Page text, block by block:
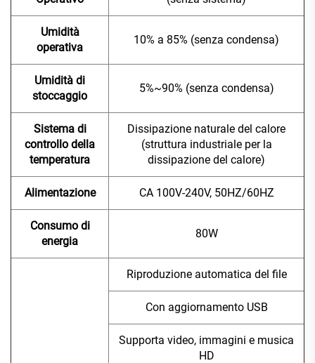
Umidità
operativa
10% a 85% (senza condensa)
Umidità di
stoccaggio
5%~90% (senza condensa)
Sistema di
controllo della
temperatura
Dissipazione naturale del calore
(struttura industriale per la
dissipazione del calore)
Alimentazione CA 100V-240V, 50HZ/60HZ
Consumo di
energia
80W
Riproduzione automatica del file
Con aggiornamento USB
Supporta video, immagini e musica
HD